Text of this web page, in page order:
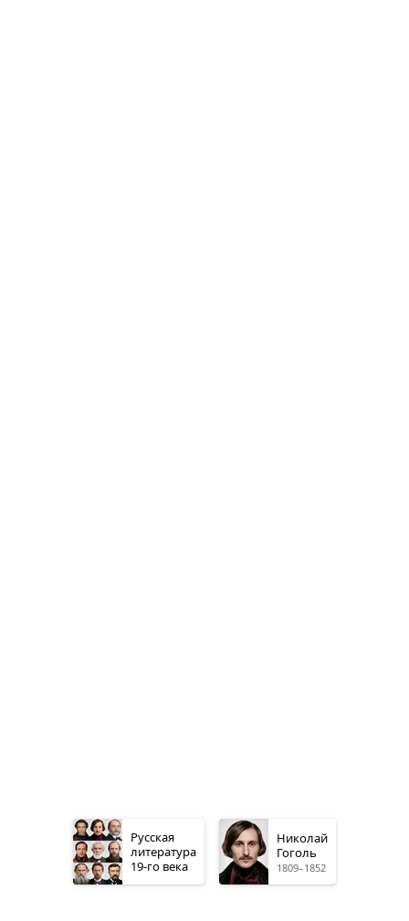
Русская
литература
19-го века
Николай
Гоголь
1809–1852